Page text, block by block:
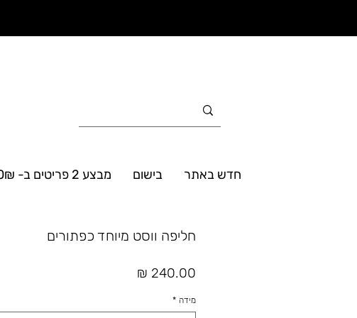
חדש באתר בישום מבצע 2 פריטים ב- 160₪
חליפה ווסט מיוחד כפתורים
מידה *